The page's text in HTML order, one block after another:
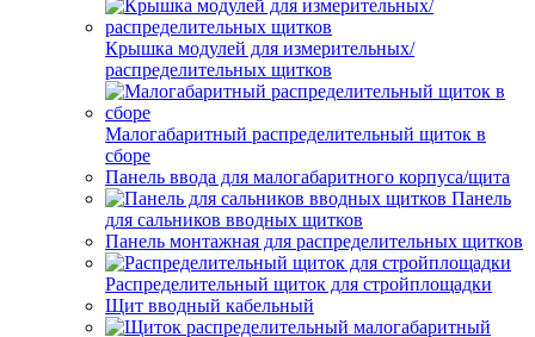
Крышка модулей для измерительных/
распределительных щитков
Малогабаритный распределительный щиток в
сборе
Панель ввода для малогабаритного корпуса/щита
Панель
для сальников вводных щитков
Панель монтажная для распределительных щитков
Распределительный щиток для стройплощадки
Щит вводный кабельный